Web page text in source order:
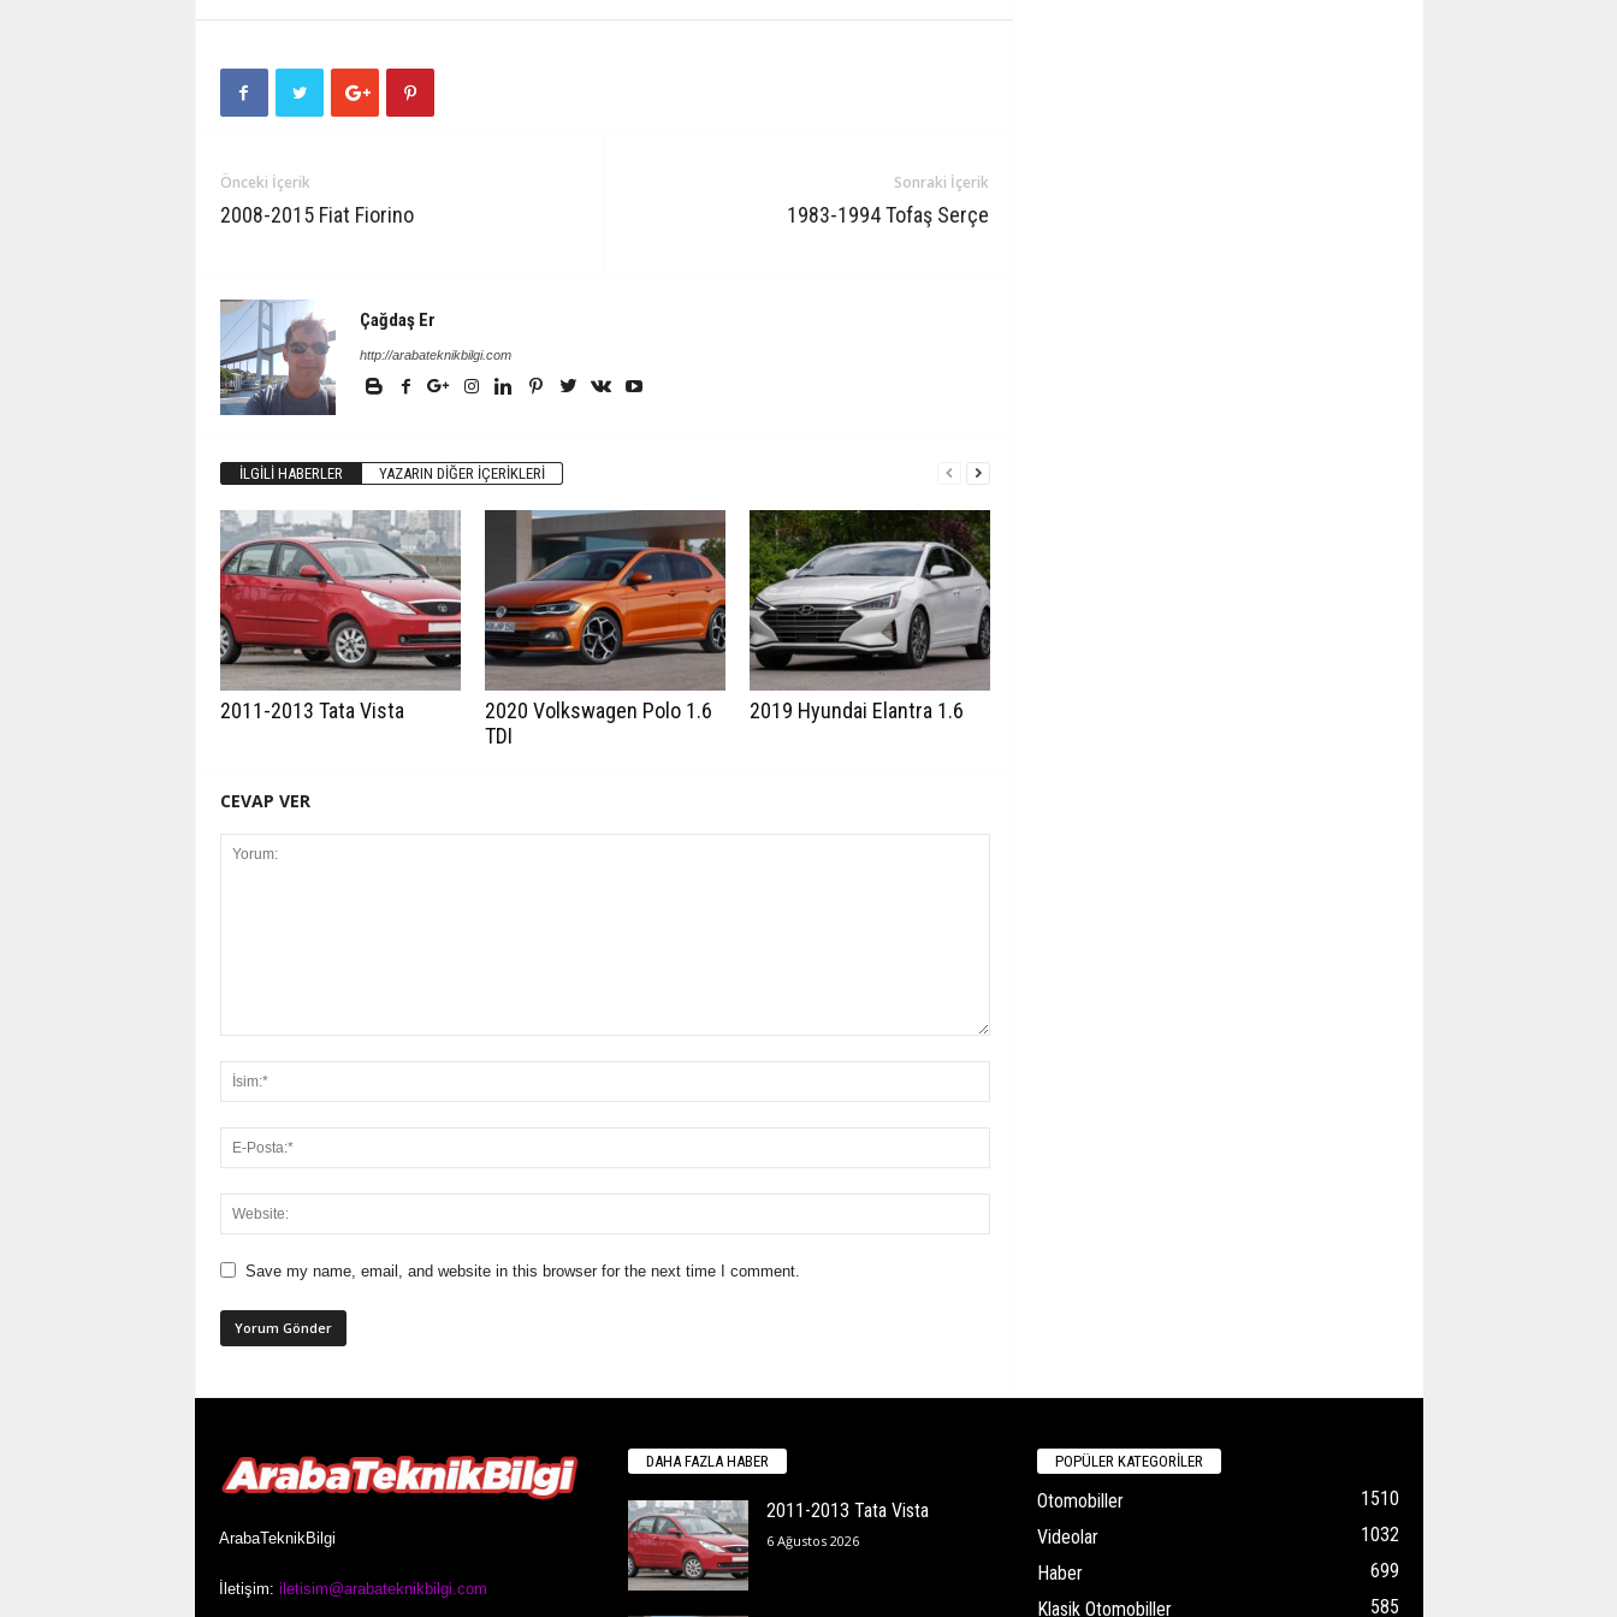
Önceki İçerik
2008-2015 Fiat Fiorino
Sonraki İçerik
1983-1994 Tofaş Serçe
Çağdaş Er
http://arabateknikbilgi.com
İLGILI HABERLER YAZARIN DIĞER İÇERIKLERI
2011-2013 Tata Vista
2020 Volkswagen Polo 1.6
TDI
2019 Hyundai Elantra 1.6
CEVAP VER
Save my name, email, and website in this browser for the next time I comment.
ArabaTeknikBilgi
İletişim: iletisim@arabateknikbilgi.com
DAHA FAZLA HABER
2011-2013 Tata Vista
6 Ağustos 2026
POPÜLER KATEGORİLER
Otomobiller
1510
Videolar
1032
Haber
699
Klasik Otomobiller
585